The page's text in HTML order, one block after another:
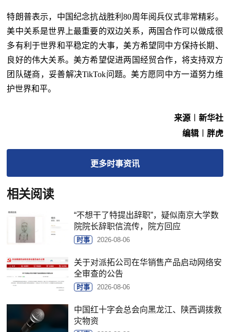
特朗普表示，中国纪念抗战胜利80周年阅兵仪式非常精彩。
美中关系是世界上最重要的双边关系，两国合作可以做成很
多有利于世界和平稳定的大事，美方希望同中方保持长期、
良好的伟大关系。美方希望促进两国经贸合作，将支持双方
团队磋商，妥善解决TikTok问题。美方愿同中方一道努力维
护世界和平。
来源︱新华社
编辑︱胖虎
更多时事资讯
相关阅读
“不想干了特提出辞职”，疑似南京大学数
院院长辞职信流传，院方回应
时事 2026-08-06
关于对派拓公司在华销售产品启动网络安
全审查的公告
时事 2026-08-06
中国红十字会总会向黑龙江、陕西调拨救
灾物资